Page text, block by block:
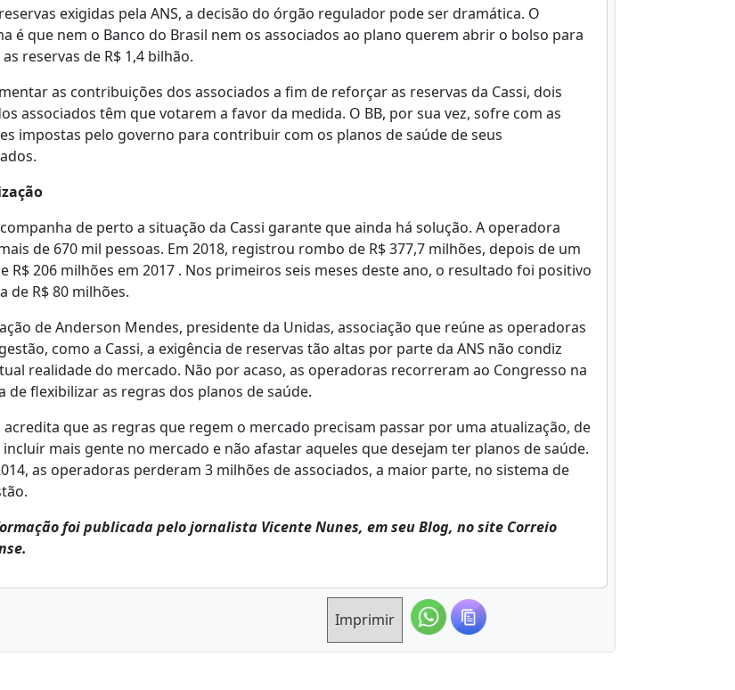
exigidas pela ANS, a decisão do órgão regulador pode ser dramática. O
é que nem o Banco do Brasil nem os associados ao plano querem abrir o bolso para
reservas de R$ 1,4 bilhão.
as contribuições dos associados a fim de reforçar as reservas da Cassi, dois
associados têm que votarem a favor da medida. O BB, por sua vez, sofre com as
impostas pelo governo para contribuir com os planos de saúde de seus
de perto a situação da Cassi garante que ainda há solução. A operadora
de 670 mil pessoas. Em 2018, registrou rombo de R$ 377,7 milhões, depois de um
R$ 206 milhões em 2017 . Nos primeiros seis meses deste ano, o resultado foi positivo
de R$ 80 milhões.
de Anderson Mendes, presidente da Unidas, associação que reúne as operadoras
como a Cassi, a exigência de reservas tão altas por parte da ANS não condiz
realidade do mercado. Não por acaso, as operadoras recorreram ao Congresso na
de flexibilizar as regras dos planos de saúde.
acredita que as regras que regem o mercado precisam passar por uma atualização, de
mais gente no mercado e não afastar aqueles que desejam ter planos de saúde.
as operadoras perderam 3 milhões de associados, a maior parte, no sistema de
foi publicada pelo jornalista Vicente Nunes, em seu Blog, no site Correio
Imprimir